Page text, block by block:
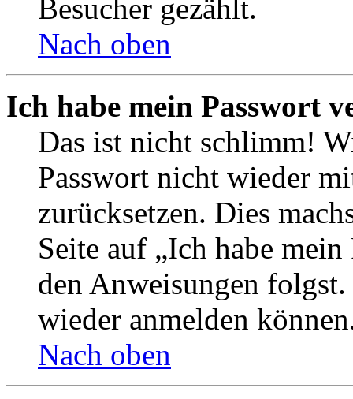
Besucher gezählt.
Nach oben
Ich habe mein Passwort
Das ist nicht schlimm!
Passwort nicht wieder
zurücksetzen. Dies
Seite auf „Ich habe
den Anweisungen
wieder anmelden
Nach oben